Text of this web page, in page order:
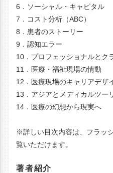
6．ソーシャル・キャピタル
7．コスト分析（ABC）
8．患者のストーリー
9．認知エラー
10．プロフェッショナルとク
11．医療・福祉現場の情動
12．医療現場のキャリアデザ
13．アジアとメディカルツー
14．医療の幻想から現実へ
※詳しい目次内容は、フラッ
覧いただけます。
著者紹介